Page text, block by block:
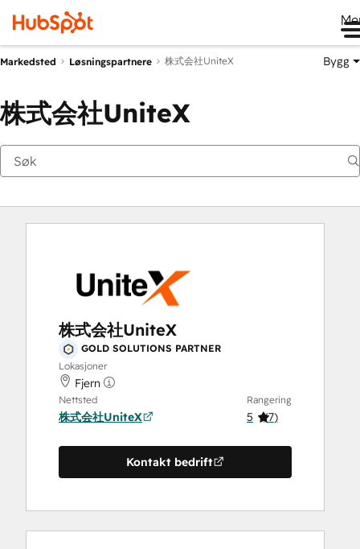
Markedsted Løsningspartnere 株式会社UniteX Bygg
株式会社UniteX
株式会社UniteX
GOLD SOLUTIONS PARTNER
Lokasjoner
Fjern
Nettsted
株式会社UniteX
Rangering
5 (7)
Kontakt bedrift